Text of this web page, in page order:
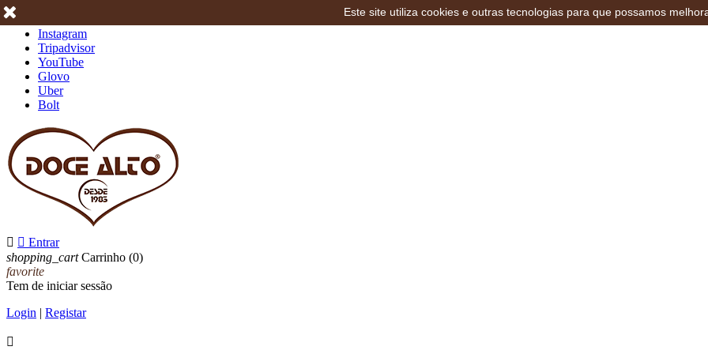
Instagram
Tripadvisor
YouTube
Glovo
Uber
Bolt
  Entrar
shopping_cart Carrinho (0)
favorite
Tem de iniciar sessão
Login | Registar

Este site utiliza cookies e outras tecnologias para que possamos